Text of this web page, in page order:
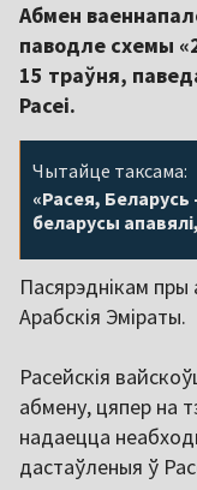
Абмен
паводле схемы
15 траўня,
Расеі.
Чытайце таксама:
«Расея,
беларусы
Пасярэднікам пры
Арабскія Эміраты.
Расейскія
абмену, цяпер на
надаецца
дастаўленыя ў